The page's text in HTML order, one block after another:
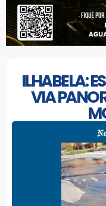
ILHABELA:
VIA